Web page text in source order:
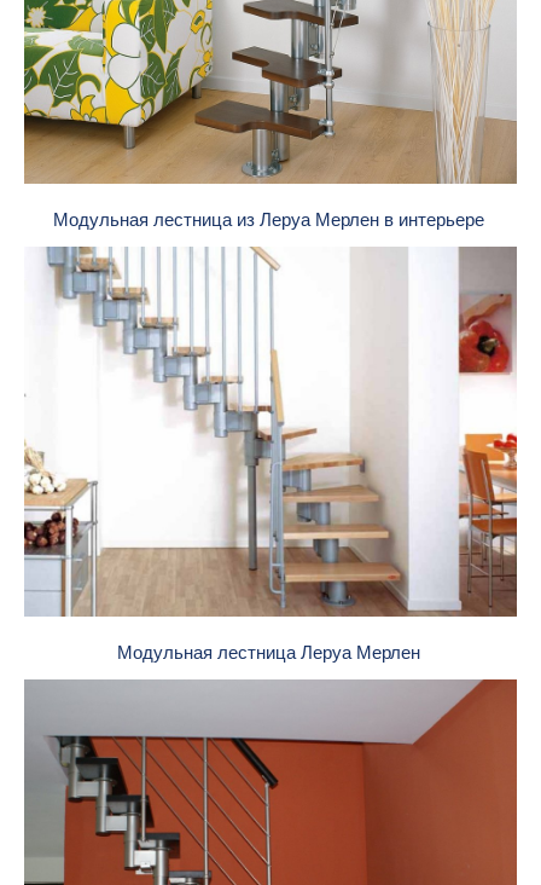
Модульная лестница из Леруа Мерлен в интерьере
Модульная лестница Леруа Мерлен